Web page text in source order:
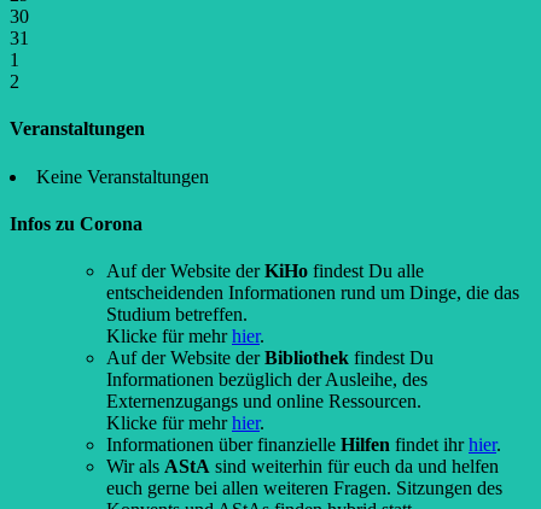
30
31
1
2
Veranstaltungen
Keine Veranstaltungen
Infos zu Corona
Auf der Website derKiHo findest Du alle
entscheidenden Informationen rund um Dinge, die das
Studium betreffen.
Klicke für mehrhier.
Auf der Website derBibliothek findest Du
Informationen bezüglich der Ausleihe, des
Externenzugangs und online Ressourcen.
Klicke für mehrhier.
Informationen über finanzielle Hilfen findet ihrhier.
Wir als AStA sind weiterhin für euch da und helfen
euch gerne bei allen weiteren Fragen. Sitzungen des